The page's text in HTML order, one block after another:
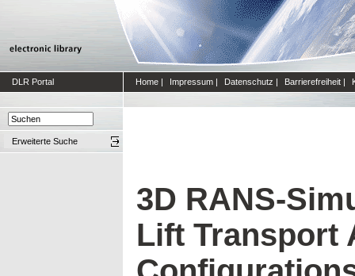
DLR Portal Home | Impressum | Datenschutz | Barrierefreiheit |
Erweiterte Suche
3D RANS-
Lift Transport